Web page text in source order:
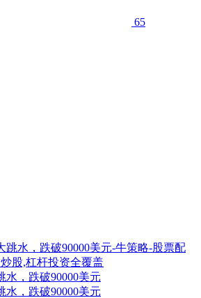
65
水，跌破90000美元
水，跌破90000美元